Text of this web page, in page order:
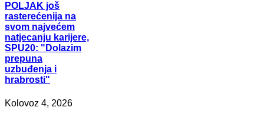
POLJAK još
rasterećenija na
svom najvećem
natjecanju karijere,
SPU20: "Dolazim
prepuna
uzbuđenja i
hrabrosti"
Kolovoz 4, 2026